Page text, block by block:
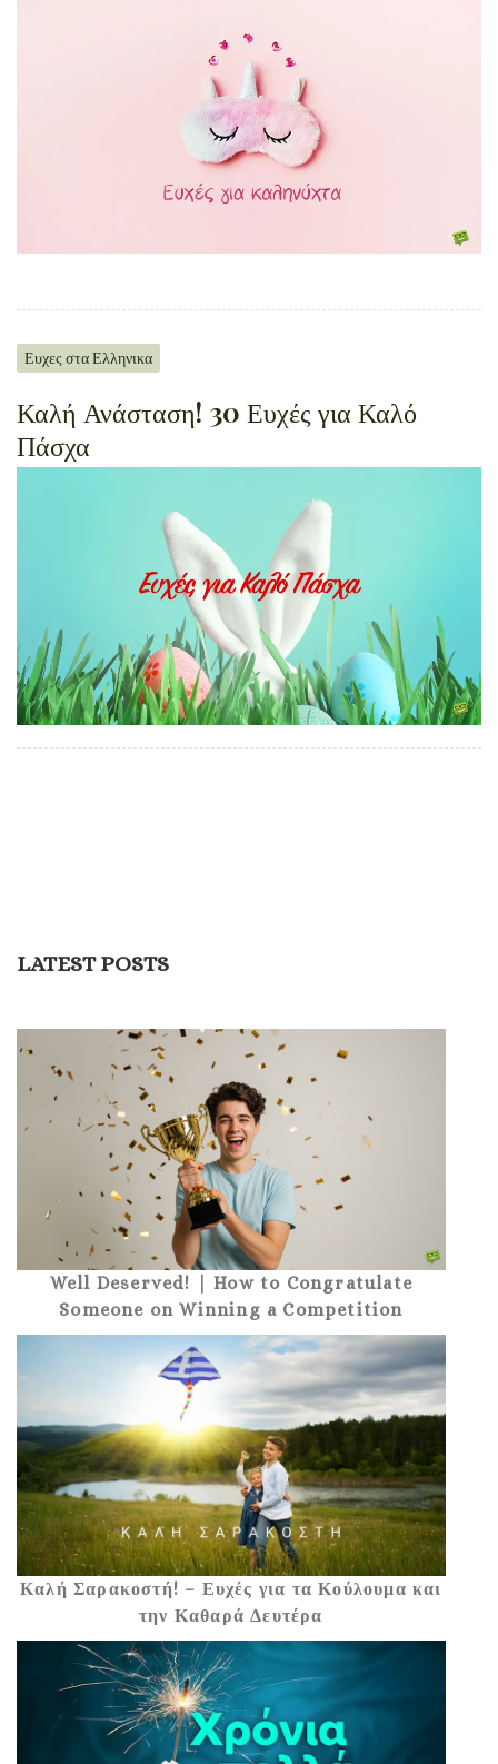
Ευχες στα Ελληνικα
Καλή Ανάσταση! 30 Ευχές για Καλό
Πάσχα
LATEST POSTS
Well Deserved! | How to Congratulate
Someone on Winning a Competition
Καλή Σαρακοστή! – Ευχές για τα Κούλουμα και
την Καθαρά Δευτέρα